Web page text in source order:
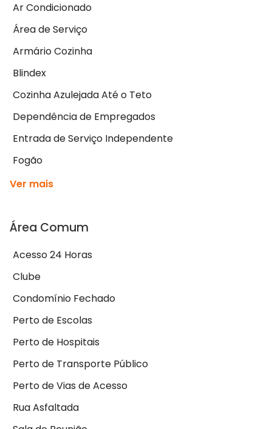
Ar Condicionado
Área de Serviço
Armário Cozinha
Blindex
Cozinha Azulejada Até o Teto
Dependência de Empregados
Entrada de Serviço Independente
Fogão
Ver mais
Área Comum
Acesso 24 Horas
Clube
Condomínio Fechado
Perto de Escolas
Perto de Hospitais
Perto de Transporte Público
Perto de Vias de Acesso
Rua Asfaltada